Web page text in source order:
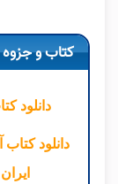
کتاب و
دانلود کتاب
دانلود